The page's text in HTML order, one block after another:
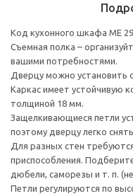
Код кухонного шкафа ME
Съемная полка –
вашими потребностями.
Дверцу можно установить
Каркас имеет устойчивую
толщиной 18 мм.
Защелкивающиеся петли
поэтому дверцу легко
Для разных стен
приспособления.
дюбели, саморезы и т. п.
Петли регулируются по